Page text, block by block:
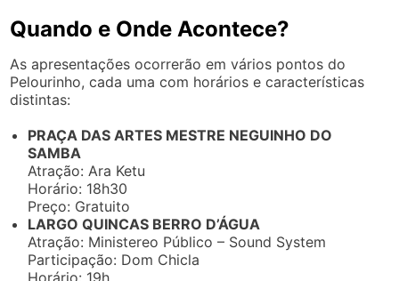
Quando e Onde Acontece?
As apresentações ocorrerão em vários pontos do
Pelourinho, cada uma com horários e características
distintas:
PRAÇA DAS ARTES MESTRE NEGUINHO DO
SAMBA
Atração: Ara Ketu
Horário: 18h30
Preço: Gratuito
LARGO QUINCAS BERRO D’ÁGUA
Atração: Ministereo Público – Sound System
Participação: Dom Chicla
Horário: 19h